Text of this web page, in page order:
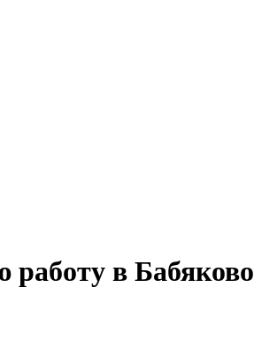
работу в Бабяково